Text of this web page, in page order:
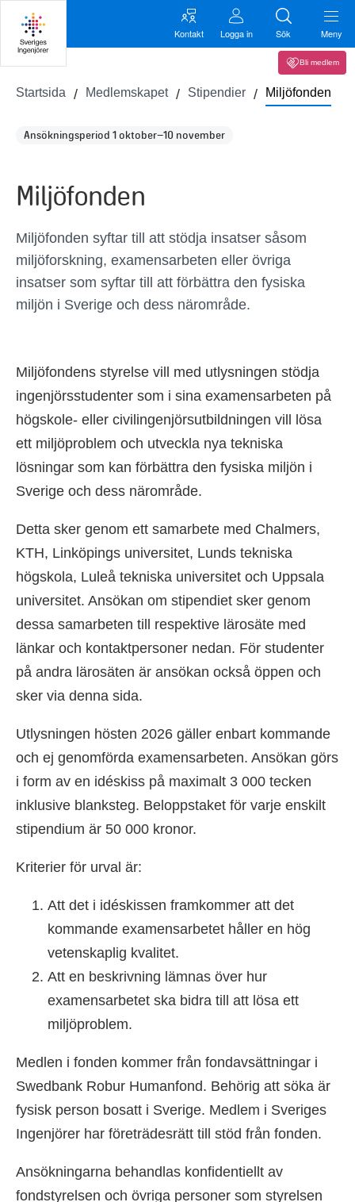
Kontakt Logga in Sök Meny
Bli medlem
Startsida Medlemskapet Stipendier Miljöfonden
Ansökningsperiod 1 oktober–10 november
Miljöfonden
Miljöfonden syftar till att stödja insatser såsom
miljöforskning, examensarbeten eller övriga
insatser som syftar till att förbättra den fysiska
miljön i Sverige och dess närområde.
Miljöfondens styrelse vill med utlysningen stödja
ingenjörsstudenter som i sina examensarbeten på
högskole- eller civilingenjörsutbildningen vill lösa
ett miljöproblem och utveckla nya tekniska
lösningar som kan förbättra den fysiska miljön i
Sverige och dess närområde.
Detta sker genom ett samarbete med Chalmers,
KTH, Linköpings universitet, Lunds tekniska
högskola, Luleå tekniska universitet och Uppsala
universitet. Ansökan om stipendiet sker genom
dessa samarbeten till respektive lärosäte med
länkar och kontaktpersoner nedan. För studenter
på andra lärosäten är ansökan också öppen och
sker via denna sida.
Utlysningen hösten 2026 gäller enbart kommande
och ej genomförda examensarbeten. Ansökan görs
i form av en idéskiss på maximalt 3 000 tecken
inklusive blanksteg. Beloppstaket för varje enskilt
stipendium är 50 000 kronor.
Kriterier för urval är:
Att det i idéskissen framkommer att det
kommande examensarbetet håller en hög
vetenskaplig kvalitet.
Att en beskrivning lämnas över hur
examensarbetet ska bidra till att lösa ett
miljöproblem.
Medlen i fonden kommer från fondavsättningar i
Swedbank Robur Humanfond. Behörig att söka är
fysisk person bosatt i Sverige. Medlem i Sveriges
Ingenjörer har företrädesrätt till stöd från fonden.
Ansökningarna behandlas konfidentiellt av
fondstyrelsen och övriga personer som styrelsen